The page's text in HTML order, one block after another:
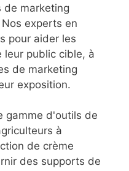
de marketing
experts en
pour aider les
leur public cible, à
de marketing
exposition.
gamme d'outils de
à
de crème
des supports de